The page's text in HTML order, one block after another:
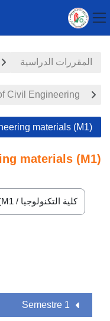
واجهة جانبية
المقررات الدراسية
Civil Engineering
materials (M1)
materials (M1)
تصنيفات المقررات
Semestre 1